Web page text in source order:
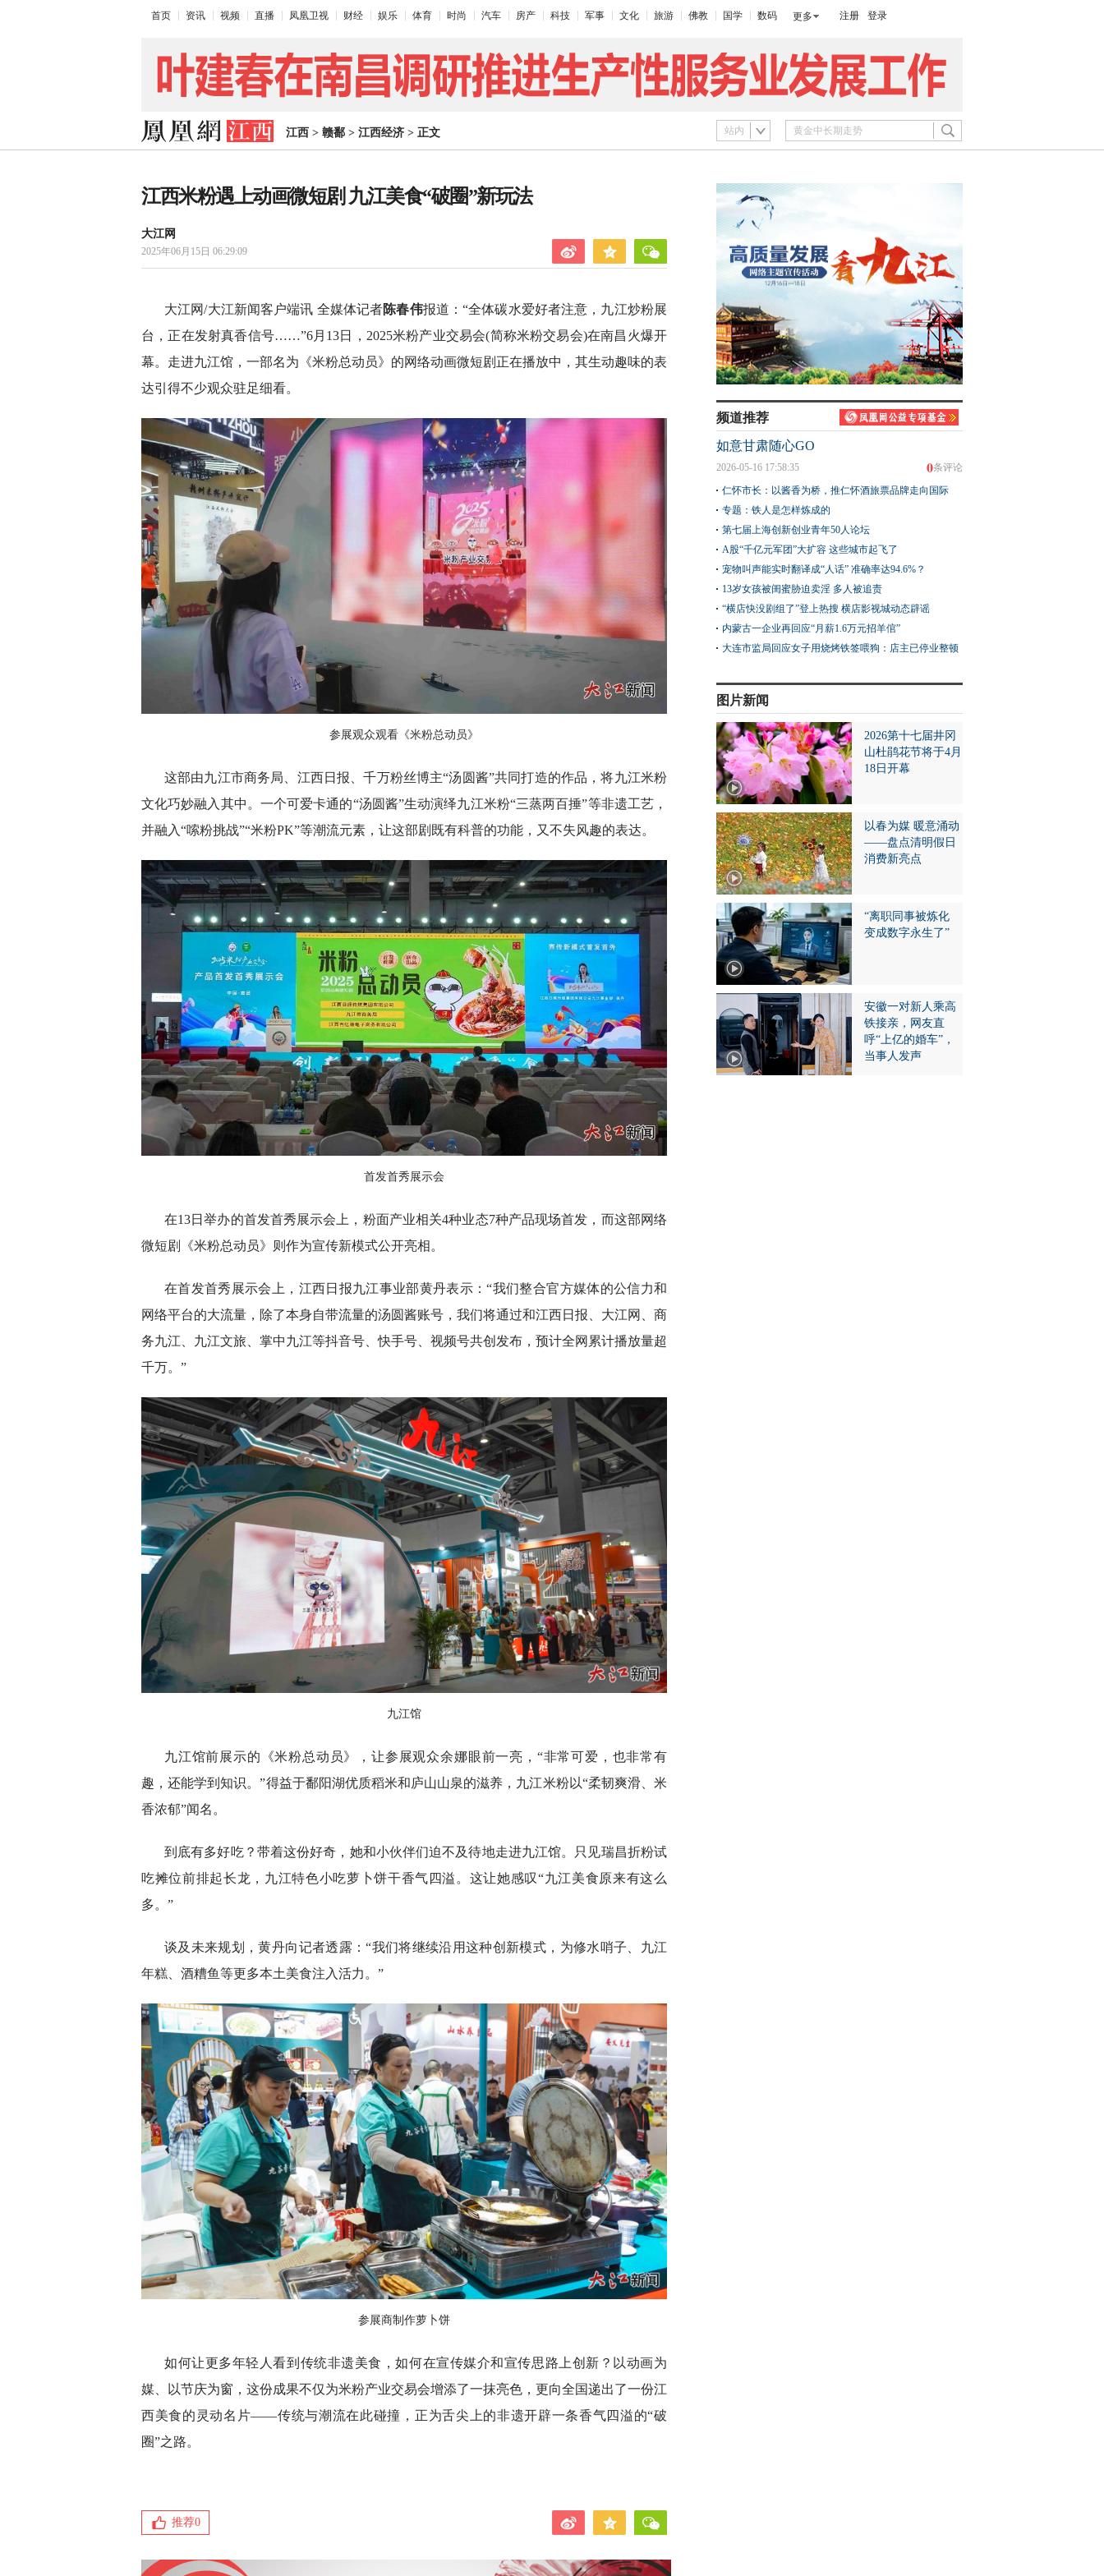
首页 资讯 视频 直播 凤凰卫视 财经 娱乐 体育 时尚 汽车 房产 科技 军事 文化 旅游 佛教 国学 数码 更多 注册 登录
江西 > 赣鄱 > 江西经济 > 正文 站内
江西米粉遇上动画微短剧 九江美食“破圈”新玩法
大江网
2025年06月15日 06:29:09
大江网/大江新闻客户端讯 全媒体记者陈春伟报道：“全体碳水爱好者注意，九江炒粉展
台，正在发射真香信号……”6月13日，2025米粉产业交易会(简称米粉交易会)在南昌火爆开
幕。走进九江馆，一部名为《米粉总动员》的网络动画微短剧正在播放中，其生动趣味的表
达引得不少观众驻足细看。
参展观众观看《米粉总动员》
这部由九江市商务局、江西日报、千万粉丝博主“汤圆酱”共同打造的作品，将九江米粉
文化巧妙融入其中。一个可爱卡通的“汤圆酱”生动演绎九江米粉“三蒸两百捶”等非遗工艺，
并融入“嗦粉挑战”“米粉PK”等潮流元素，让这部剧既有科普的功能，又不失风趣的表达。
首发首秀展示会
在13日举办的首发首秀展示会上，粉面产业相关4种业态7种产品现场首发，而这部网络
微短剧《米粉总动员》则作为宣传新模式公开亮相。
在首发首秀展示会上，江西日报九江事业部黄丹表示：“我们整合官方媒体的公信力和
网络平台的大流量，除了本身自带流量的汤圆酱账号，我们将通过和江西日报、大江网、商
务九江、九江文旅、掌中九江等抖音号、快手号、视频号共创发布，预计全网累计播放量超
千万。”
九江馆
九江馆前展示的《米粉总动员》，让参展观众余娜眼前一亮，“非常可爱，也非常有
趣，还能学到知识。”得益于鄱阳湖优质稻米和庐山山泉的滋养，九江米粉以“柔韧爽滑、米
香浓郁”闻名。
到底有多好吃？带着这份好奇，她和小伙伴们迫不及待地走进九江馆。只见瑞昌折粉试
吃摊位前排起长龙，九江特色小吃萝卜饼干香气四溢。这让她感叹“九江美食原来有这么
多。”
谈及未来规划，黄丹向记者透露：“我们将继续沿用这种创新模式，为修水哨子、九江
年糕、酒糟鱼等更多本土美食注入活力。”
参展商制作萝卜饼
如何让更多年轻人看到传统非遗美食，如何在宣传媒介和宣传思路上创新？以动画为
媒、以节庆为窗，这份成果不仅为米粉产业交易会增添了一抹亮色，更向全国递出了一份江
西美食的灵动名片——传统与潮流在此碰撞，正为舌尖上的非遗开辟一条香气四溢的“破
圈”之路。
推荐0
频道推荐
如意甘肃随心GO
0条评论
2026-05-16 17:58:35
仁怀市长：以酱香为桥，推仁怀酒旅票品牌走向国际
专题：铁人是怎样炼成的
第七届上海创新创业青年50人论坛
A股“千亿元军团”大扩容 这些城市起飞了
宠物叫声能实时翻译成“人话” 准确率达94.6%？
13岁女孩被闺蜜胁迫卖淫 多人被追责
“横店快没剧组了”登上热搜 横店影视城动态辟谣
内蒙古一企业再回应“月薪1.6万元招羊倌”
大连市监局回应女子用烧烤铁签喂狗：店主已停业整顿
图片新闻
2026第十七届井冈
山杜鹃花节将于4月
18日开幕
以春为媒 暖意涌动
——盘点清明假日
消费新亮点
“离职同事被炼化
变成数字永生了”
安徽一对新人乘高
铁接亲，网友直
呼“上亿的婚车”，
当事人发声